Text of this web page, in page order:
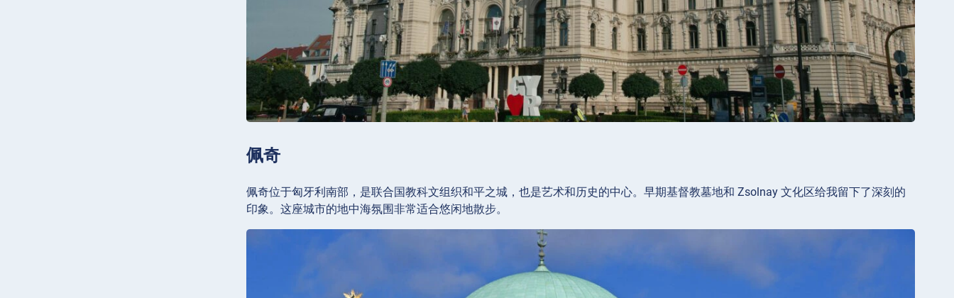
佩奇
佩奇位于匈牙利南部，是联合国教科文组织和平之城，也是艺术和历史的中心。早期基督教墓地和 Zsolnay 文化区给我留下了深刻的
印象。这座城市的地中海氛围非常适合悠闲地散步。